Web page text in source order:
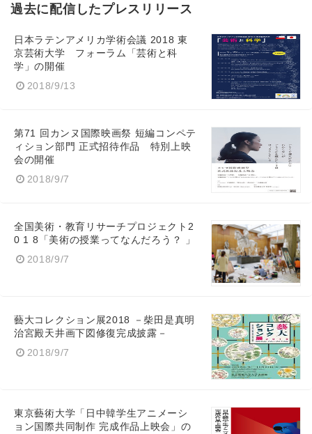
過去に配信したプレスリリース
日本ラテンアメリカ学術会議 2018 東
京芸術大学 フォーラム「芸術と科
学」の開催
2018/9/13
第71 回カンヌ国際映画祭 短編コンペテ
ィション部門 正式招待作品 特別上映
会の開催
2018/9/7
全国美術・教育リサーチプロジェクト2
0 1 8「美術の授業ってなんだろう？ 」
2018/9/7
藝大コレクション展2018 －柴田是真明
治宮殿天井画下図修復完成披露－
2018/9/7
東京藝術大学「⽇中韓学⽣アニメーシ
ョン国際共同制作 完成作品上映会」の